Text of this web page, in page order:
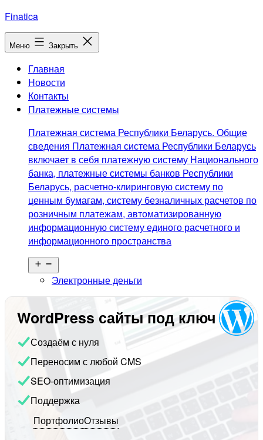
Перейти
к
содержимому
Finatica
Меню Закрыть
Главная
Новости
Контакты
Платежные системы
Платежная система Республики Беларусь. Общие
сведения Платежная система Республики Беларусь
включает в себя платежную систему Национального
банка, платежные системы банков Республики
Беларусь, расчетно-клиринговую систему по
ценным бумагам, систему безналичных расчетов по
розничным платежам, автоматизированную
информационную систему единого расчетного и
информационного пространства
меню
Электронные деньги
WordPress сайты под ключ
Создаём с нуля
Переносим с любой CMS
SEO-оптимизация
Поддержка
ПортфолиоОтзывы